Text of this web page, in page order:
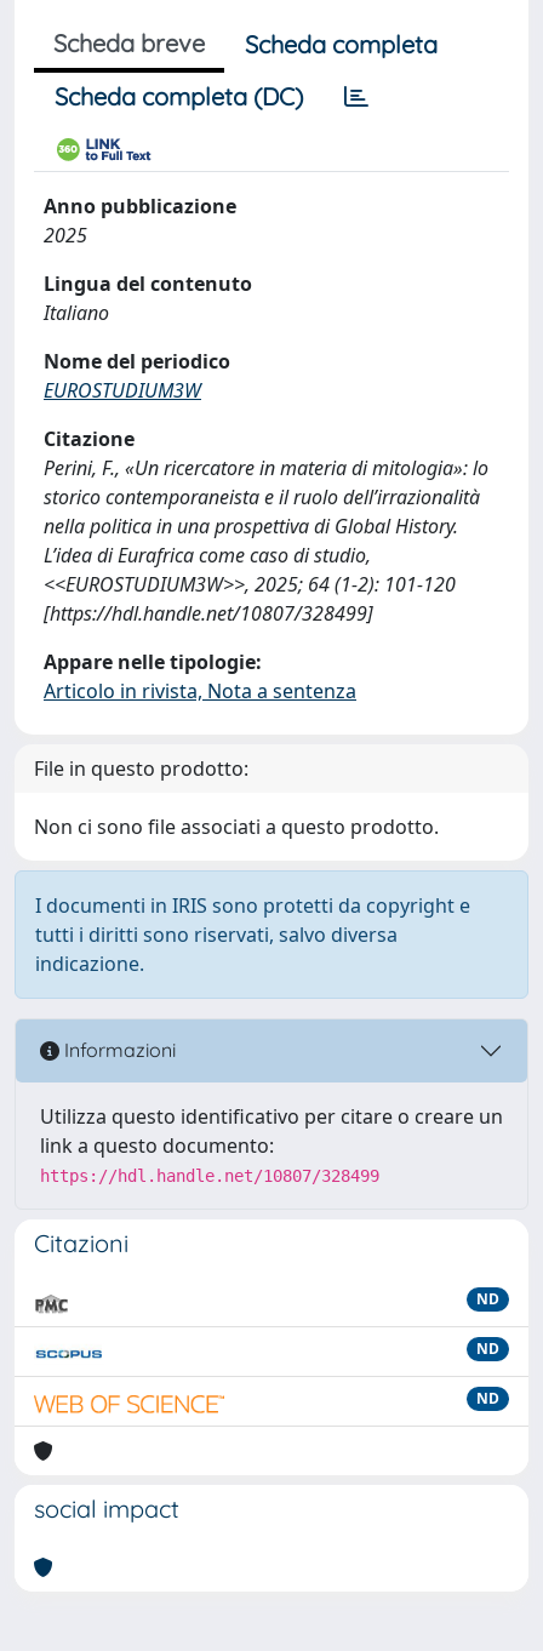
Scheda breve
Scheda completa
Scheda completa (DC)
Anno pubblicazione
2025
Lingua del contenuto
Italiano
Nome del periodico
EUROSTUDIUM3W
Citazione
Perini, F., «Un ricercatore in materia di mitologia»: lo
storico contemporaneista e il ruolo dell’irrazionalità
nella politica in una prospettiva di Global History.
L’idea di Eurafrica come caso di studio,
<<EUROSTUDIUM3W>>, 2025; 64 (1-2): 101-120
[https://hdl.handle.net/10807/328499]
Appare nelle tipologie:
Articolo in rivista, Nota a sentenza
File in questo prodotto:
Non ci sono file associati a questo prodotto.
I documenti in IRIS sono protetti da copyright e
tutti i diritti sono riservati, salvo diversa
indicazione.
Informazioni
Utilizza questo identificativo per citare o creare un
link a questo documento:
https://hdl.handle.net/10807/328499
Citazioni
ND
ND
ND
social impact